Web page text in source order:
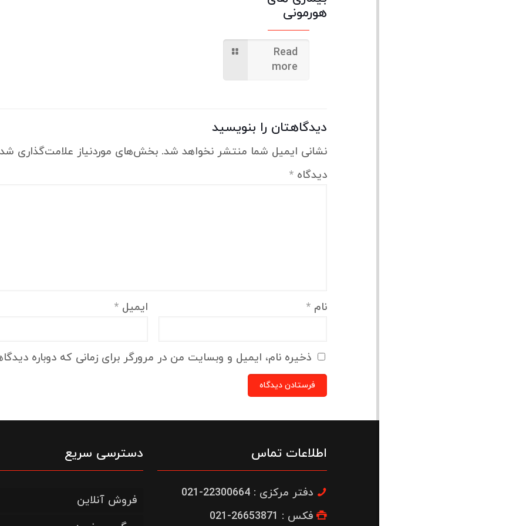
هورمونی
Read
more
دیدگاهتان را بنویسید
نشانی ایمیل شما منتشر نخواهد شد. بخش‌های موردنیاز علامت‌گذاری
دیدگاه *
نام * ایمیل*
ذخیره نام، ایمیل و وبسایت من در مرورگر برای زمانی که دوباره
اطلاعات تماس
دفتر مرکزی : 22300664-021
فکس : 26653871-021
دسترسی سریع
فروش آنلاین